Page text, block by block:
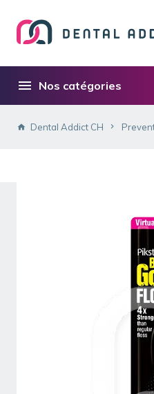
Nos catégories
Dental Addict CH